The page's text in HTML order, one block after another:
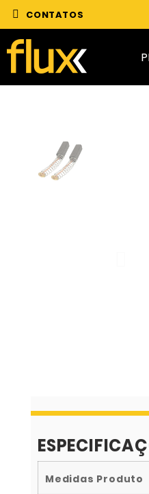
CONTATOS
Medidas Produto